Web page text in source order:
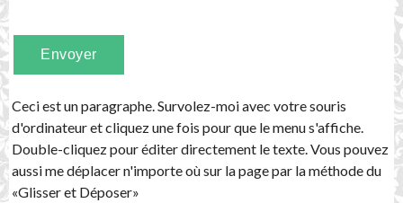
Ceci est un paragraphe. Survolez-moi avec votre souris
d'ordinateur et cliquez une fois pour que le menu s'affiche.
Double-cliquez pour éditer directement le texte. Vous pouvez
aussi me déplacer n'importe où sur la page par la méthode du
«Glisser et Déposer»